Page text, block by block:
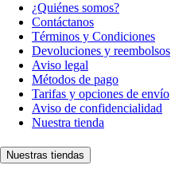
¿Quiénes somos?
Contáctanos
Términos y Condiciones
Devoluciones y reembolsos
Aviso legal
Métodos de pago
Tarifas y opciones de envío
Aviso de confidencialidad
Nuestra tienda
Nuestras tiendas